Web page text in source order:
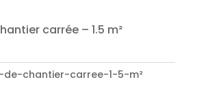
carrée – 1.5 m²
de-chantier-carree-1-5-m²